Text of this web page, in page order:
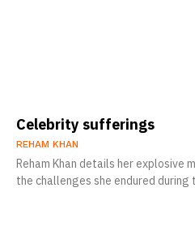
Celebrity sufferings
REHAM KHAN
Reham Khan details her explosive
the challenges she endured